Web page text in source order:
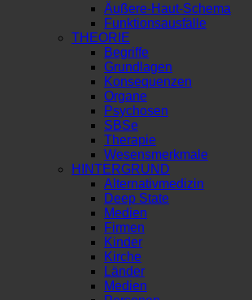
Äußere-Haut-Schema
Funktionsausfälle
THEORIE
Begriffe
Grundlagen
Konsequenzen
Organe
Psychosen
SBSe
Therapie
Wesensmerkmale
HINTERGRUND
Alternativmedizin
Deep State
Medien
Firmen
Kinder
Kirche
Länder
Medien